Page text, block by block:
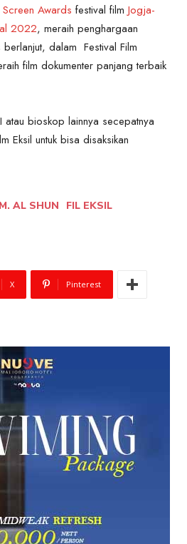
Screen Awards festival film Jogja-
2022, meraih penghargaan
berlanjut, dalam Festival Film
film dokumenter panjang terbaik
atau bioskop lainnya secepatnya
Eksil untuk bisa disaksikan
AL SHUN
FIL EKSIL
X Pinterest